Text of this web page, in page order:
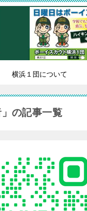
横浜１団について
」の記事一覧